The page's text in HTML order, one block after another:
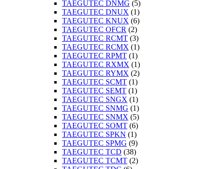
TAEGUTEC DNMG (5)
TAEGUTEC DNUX (1)
TAEGUTEC KNUX (6)
TAEGUTEC OFCR (2)
TAEGUTEC RCMT (3)
TAEGUTEC RCMX (1)
TAEGUTEC RPMT (1)
TAEGUTEC RXMX (1)
TAEGUTEC RYMX (2)
TAEGUTEC SCMT (1)
TAEGUTEC SEMT (1)
TAEGUTEC SNGX (1)
TAEGUTEC SNMG (1)
TAEGUTEC SNMX (5)
TAEGUTEC SOMT (6)
TAEGUTEC SPKN (1)
TAEGUTEC SPMG (9)
TAEGUTEC TCD (38)
TAEGUTEC TCMT (2)